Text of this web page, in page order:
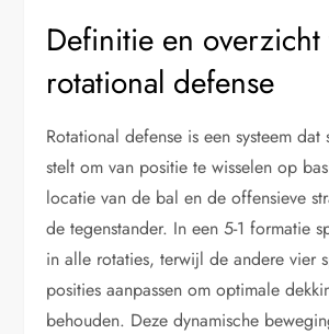
Definitie en overzicht
rotational defense
Rotational defense is een systeem dat
stelt om van positie te wisselen op
locatie van de bal en de offensieve
de tegenstander. In een 5-1 formatie
in alle rotaties, terwijl de andere vier
posities aanpassen om optimale
behouden. Deze dynamische